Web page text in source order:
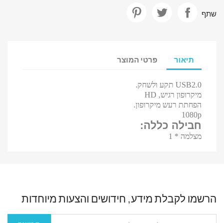
שתף
תיאור פרטי המוצר
USB2.0 תקע ולשחק.
מיקרופון רגיש, HD
הפחתת רעש מיקרופון.
1080p
חבילה כללה:
מצלמה * 1
הרשמו לקבלת מידע, חידושים והצעות מיוחדות